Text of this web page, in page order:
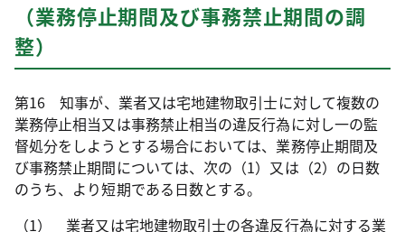
（業務停止期間及び事務禁止期間の調
整）
第16 知事が、業者又は宅地建物取引士に対して複数の
業務停止相当又は事務禁止相当の違反行為に対し一の監
督処分をしようとする場合においては、業務停止期間及
び事務禁止期間については、次の（1）又は（2）の日数
のうち、より短期である日数とする。
（1） 業者又は宅地建物取引士の各違反行為に対する業